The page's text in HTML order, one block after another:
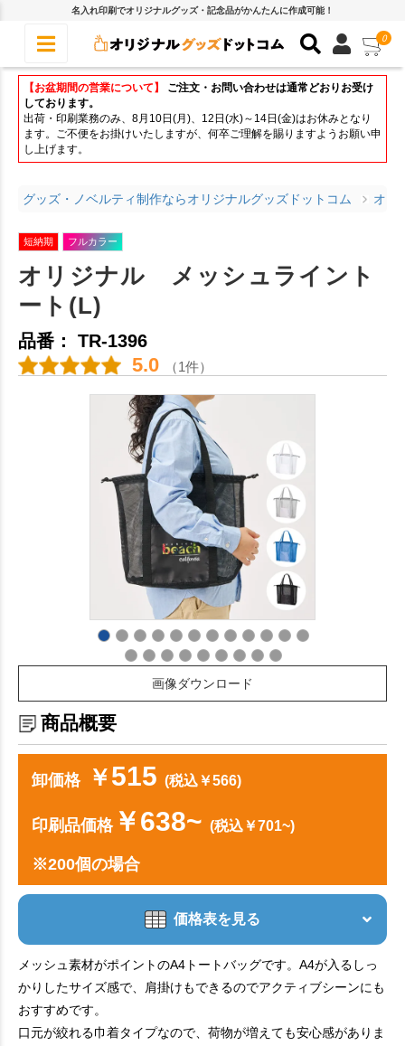
名入れ印刷でオリジナルグッズ・記念品がかんたんに作成可能！
0
【お盆期間の営業について】
ご注文・お問い合わせは通常どおりお受け
しております。
出荷・印刷業務のみ、8月10日(月)、12日(水)～14日(金)はお休みとなり
ます。ご不便をお掛けいたしますが、何卒ご理解を賜りますようお願い申
し上げます。
グッズ・ノベルティ制作ならオリジナルグッズドットコム オリ
短納期 フルカラー
オリジナル メッシュライント
ート(L)
品番： TR-1396
5.0 （1件）
画像ダウンロード
商品概要
卸価格 ￥515 (税込￥566)
印刷品価格￥638~ (税込￥701~)
※200個の場合
価格表を見る
メッシュ素材がポイントのA4トートバッグです。A4が入るしっ
かりしたサイズ感で、肩掛けもできるのでアクティブシーンにも
おすすめです。
口元が絞れる巾着タイプなので、荷物が増えても安心感がありま